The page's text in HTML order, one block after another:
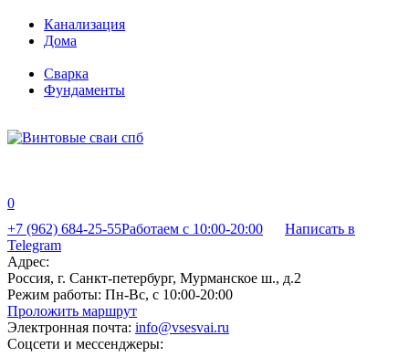
Канализация
Дома
Сварка
Фундаменты
0
+7 (962) 684-25-55Работаем с 10:00-20:00
Написать в
Telegram
Адрес:
Россия, г. Санкт-петербург, Мурманское ш., д.2
Режим работы: Пн-Вс, с 10:00-20:00
Проложить маршрут
Электронная почта: info@vsesvai.ru
Соцсети и мессенджеры: